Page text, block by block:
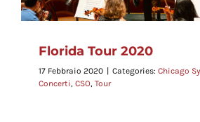
Florida Tour 2020
17 Febbraio 2020 | Categories: Chicago
Concerti CSO Tour